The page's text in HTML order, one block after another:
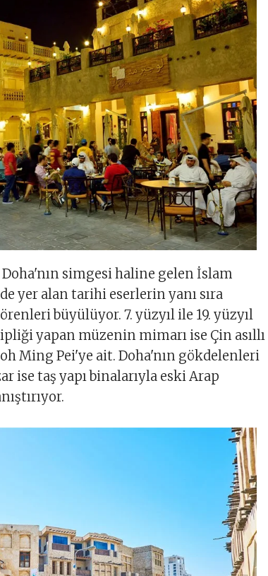
Doha'nın simgesi haline gelen İslam
yer alan tarihi eserlerin yanı sıra
büyülüyor. 7. yüzyıl ile 19. yüzyıl
yapan müzenin mimarı ise Çin asıllı
Ming Pei'ye ait. Doha'nın gökdelenleri
ise taş yapı binalarıyla eski Arap